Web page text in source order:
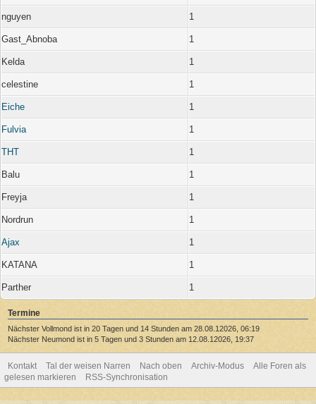
nguyen 1
Gast_Abnoba 1
Kelda 1
celestine 1
Eiche 1
Fulvia 1
THT 1
Balu 1
Freyja 1
Nordrun 1
Ajax 1
KATANA 1
Parther 1
Termine
Nächster Vollmond ist in 20 Tagen und 14 Stunden am 28.08.12026, 06:19
Nächster Neumond ist in 5 Tagen und 3 Stunden am 12.08.12026, 19:37
Kontakt Tal der weisen Narren Nach oben Archiv-Modus
Alle Foren als
gelesen markieren
RSS-Synchronisation